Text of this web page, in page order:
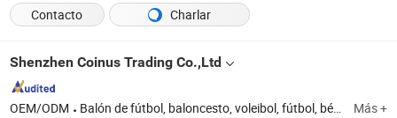
Contacto
Charlar
Shenzhen Coinus Trading Co.,Ltd
OEM/ODM Balón de fútbol, baloncesto, voleibol, fútbol, béisbol, sóftbol, pickleball, pádel, juego de deportes, accesorios para pelotas, ejercicio y fitness Más +